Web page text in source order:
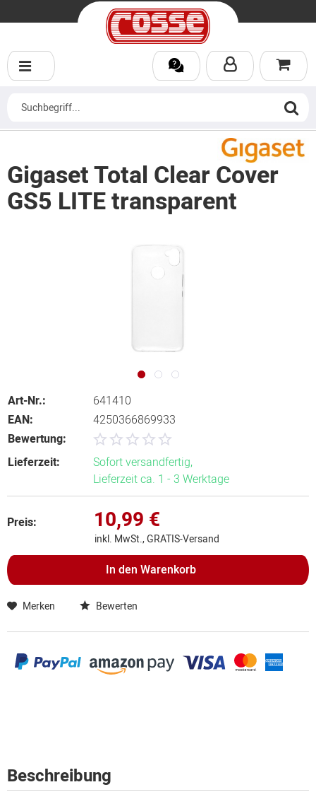
Gigaset Total Clear Cover
GS5 LITE transparent
Art-Nr.:
641410
EAN:
4250366869933
Bewertung:
Lieferzeit:
Sofort versandfertig,
Lieferzeit ca. 1 - 3 Werktage
Preis: 10,99 €
inkl. MwSt., GRATIS-Versand
In den Warenkorb
Merken Bewerten
Beschreibung